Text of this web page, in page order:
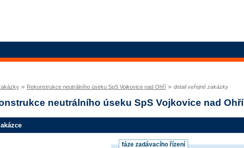
» Rekonstrukce neutrálního úseku SpS Vojkovice nad Ohří » detail veřejné zakázky
neutrálního úseku SpS Vojkovice nad Ohří
fáze zadávacího řízení